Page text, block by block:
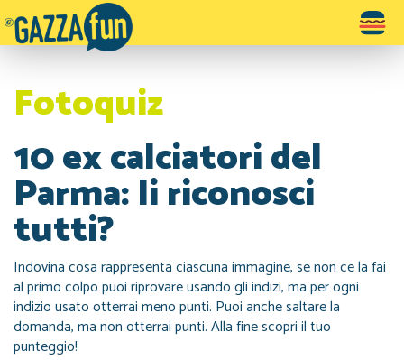
Toggle
Fotoquiz
10 ex calciatori del
Parma: li riconosci
tutti?
Indovina cosa rappresenta ciascuna immagine, se non ce la fai
al primo colpo puoi riprovare usando gli indizi, ma per ogni
indizio usato otterrai meno punti. Puoi anche saltare la
domanda, ma non otterrai punti. Alla fine scopri il tuo
punteggio!